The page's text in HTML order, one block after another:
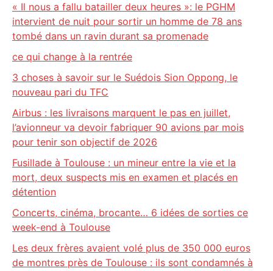
« Il nous a fallu batailler deux heures »: le PGHM
intervient de nuit pour sortir un homme de 78 ans
tombé dans un ravin durant sa promenade
ce qui change à la rentrée
3 choses à savoir sur le Suédois Sion Oppong, le
nouveau pari du TFC
Airbus : les livraisons marquent le pas en juillet,
l’avionneur va devoir fabriquer 90 avions par mois
pour tenir son objectif de 2026
Fusillade à Toulouse : un mineur entre la vie et la
mort, deux suspects mis en examen et placés en
détention
Concerts, cinéma, brocante… 6 idées de sorties ce
week-end à Toulouse
Les deux frères avaient volé plus de 350 000 euros
de montres près de Toulouse : ils sont condamnés à